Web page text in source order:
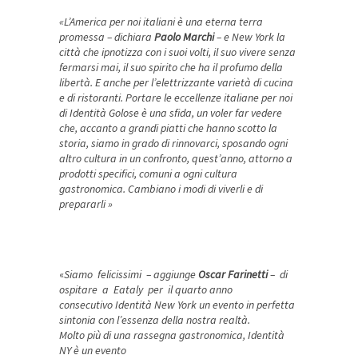
«L’America per noi italiani è una eterna terra
promessa – dichiara Paolo Marchi– e New York la
città che ipnotizza con i suoi volti, il suo vivere senza
fermarsi mai, il suo spirito che ha il profumo della
libertà. E anche per l’elettrizzante varietà di cucina
e di ristoranti. Portare le eccellenze italiane per noi
di Identità Golose è una sfida, un voler far vedere
che, accanto a grandi piatti che hanno scotto la
storia, siamo in grado di rinnovarci, sposando ogni
altro cultura in un confronto, quest’anno, attorno a
prodotti specifici, comuni a ogni cultura
gastronomica. Cambiano i modi di viverli e di
prepararli»
«Siamo felicissimi – aggiunge Oscar Farinetti– di
ospitare a Eataly per il quarto anno
consecutivo Identità New York un evento in perfetta
sintonia con l’essenza della nostra realtà.
Molto più di una rassegna gastronomica, Identità
NY è un evento